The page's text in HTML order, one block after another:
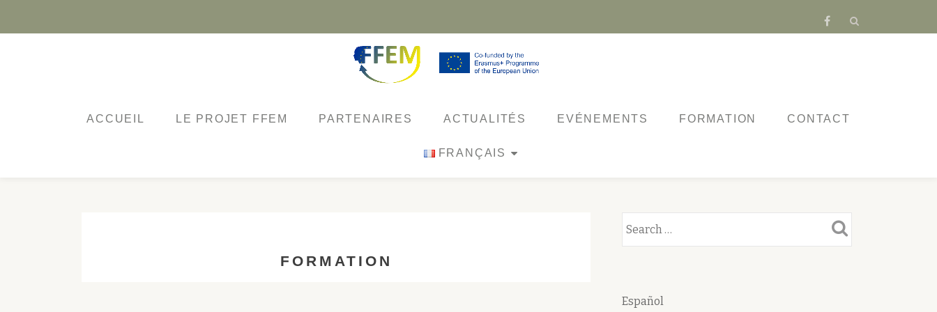
Skip
fa-
ACCUEIL LE PROJET FFEM PARTENAIRES ACTUALITÉS EVÉNEMENTS FORMATION CONTACT
FRANÇAIS
FORMATION
Español